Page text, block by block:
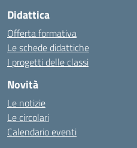
Didattica
Offerta formativa
Le schede didattiche
I progetti delle classi
Novità
Le notizie
Le circolari
Calendario eventi